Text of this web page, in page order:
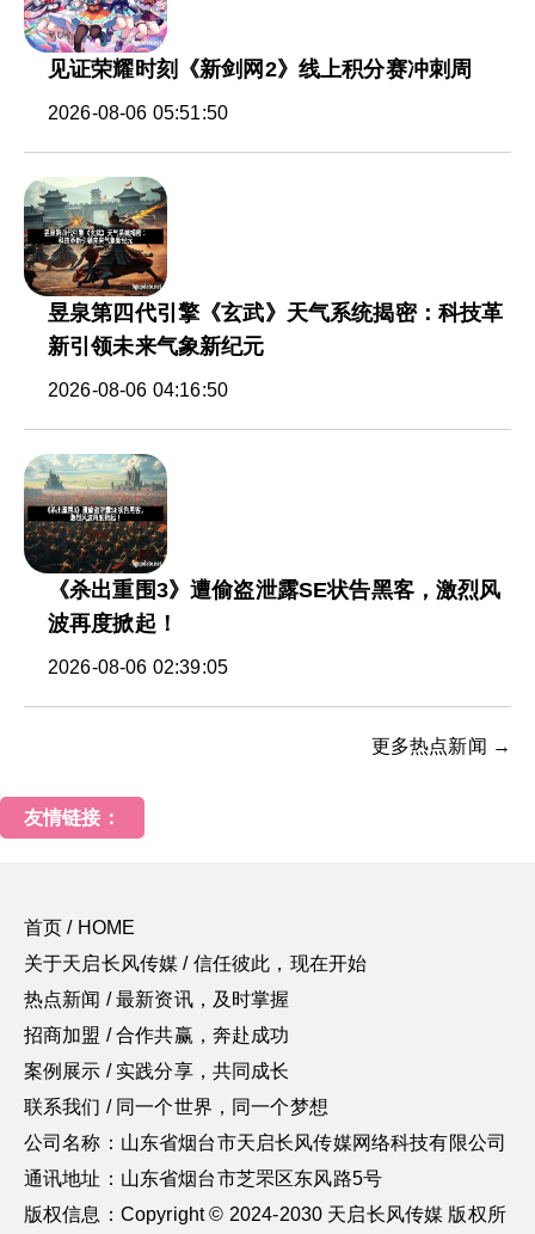
见证荣耀时刻《新剑网2》线上积分赛冲刺周
2026-08-06 05:51:50
昱泉第四代引擎《玄武》天气系统揭密：科技革
新引领未来气象新纪元
2026-08-06 04:16:50
《杀出重围3》遭偷盗泄露SE状告黑客，激烈风
波再度掀起！
2026-08-06 02:39:05
更多热点新闻 →
友情链接：
首页 / HOME
关于天启长风传媒 / 信任彼此，现在开始
热点新闻 / 最新资讯，及时掌握
招商加盟 / 合作共赢，奔赴成功
案例展示 / 实践分享，共同成长
联系我们 / 同一个世界，同一个梦想
公司名称：山东省烟台市天启长风传媒网络科技有限公司
通讯地址：山东省烟台市芝罘区东风路5号
版权信息：Copyright © 2024-2030 天启长风传媒 版权所